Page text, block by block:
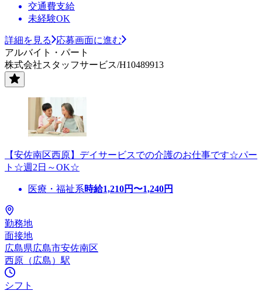
交通費支給
未経験OK
詳細を見る
応募画面に進む
アルバイト・パート
株式会社スタッフサービス/H10489913
【安佐南区西原】デイサービスでの介護のお仕事です☆パー
ト☆週2日～OK☆
医療・福祉系時給1,210円〜1,240円
勤務地
面接地
広島県広島市安佐南区
西原（広島）駅
シフト